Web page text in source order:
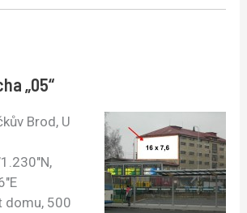
„05“
Brod, U
domu, 500